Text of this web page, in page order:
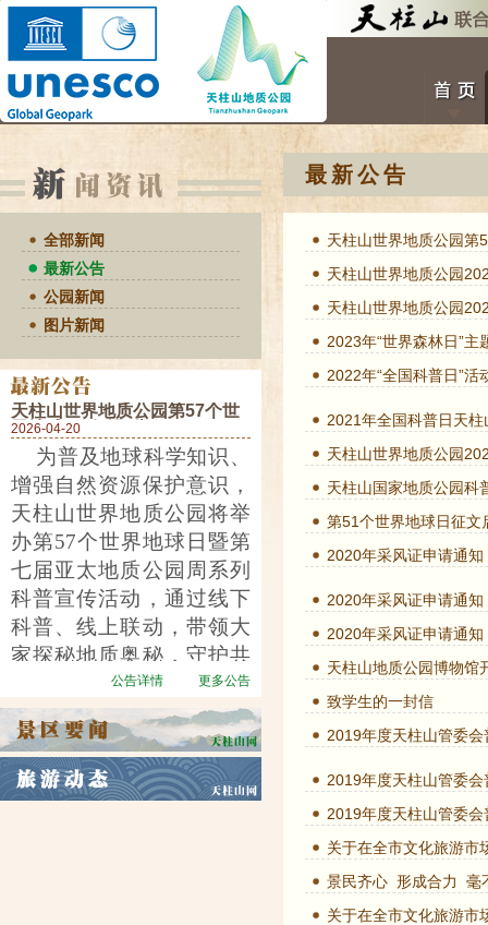
全部新闻
最新公告
公园新闻
图片新闻
天柱山世界地质公园第57个世
界地球日活动预告
2026-04-20
为普及地球科学知识、
增强自然资源保护意识，
天柱山世界地质公园将举
办第57个世界地球日暨第
七届亚太地质公园周系列
科普宣传活动，通过线下
科普、线上联动，带领大
家探秘地质奥秘，守护共
更多公告
公告详情
最新公告
天柱山世界地质公园第
天柱山世界地质公园
天柱山世界地质公园
2023年“世界森林日”主
2022年“全国科普日”活
2021年全国科普日天
天柱山世界地质公园
天柱山国家地质公园科
第51个世界地球日征文
2020年采风证申请通知
2020年采风证申请通知
2020年采风证申请通知
天柱山地质公园博物馆
致学生的一封信
2019年度天柱山管委
2019年度天柱山管委
2019年度天柱山管委
关于在全市文化旅游市
景民齐心 形成合力 毫
关于在全市文化旅游市